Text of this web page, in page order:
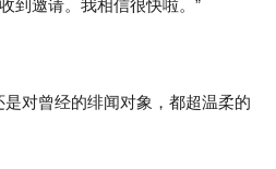
到邀请。我相信很快啦。”
对曾经的绯闻对象，都超温柔的